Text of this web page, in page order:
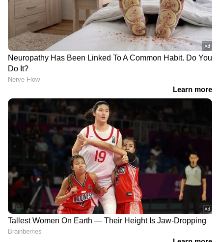
DOWNLOAD APP
RECOMMENDED STORIES